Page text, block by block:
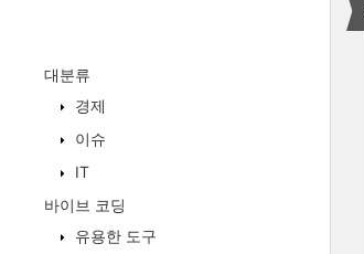
대분류
경제
이슈
IT
바이브 코딩
유용한 도구